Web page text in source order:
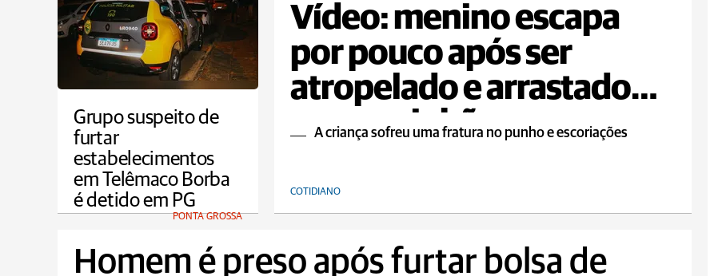
Vídeo: menino escapa
por pouco após ser
atropelado e arrastado
por caminhão
A criança sofreu uma fratura no punho e escoriações
COTIDIANO
Grupo suspeito de
furtar
estabelecimentos
em Telêmaco Borba
é detido em PG
PONTA GROSSA
Homem é preso após furtar bolsa de